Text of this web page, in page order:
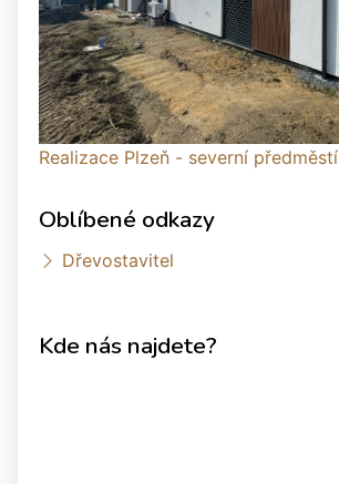
Realizace Plzeň - severní předměstí
Oblíbené odkazy
Dřevostavitel
Kde nás najdete?